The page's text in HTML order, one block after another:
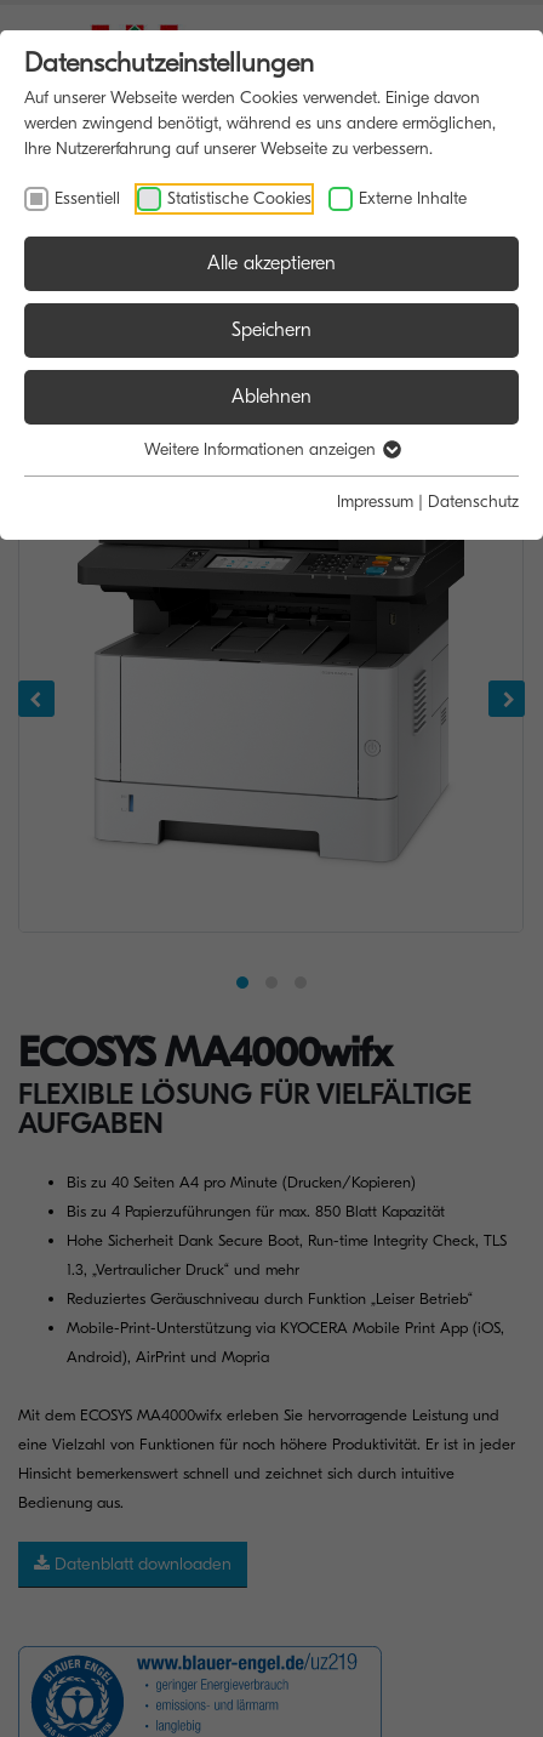
ECOSYS MA4000wifx
FLEXIBLE LÖSUNG FÜR VIELFÄLTIGE
AUFGABEN
Bis zu 40 Seiten A4 pro Minute (Drucken/Kopieren)
Bis zu 4 Papierzuführungen für max. 850 Blatt Kapazität
Hohe Sicherheit Dank Secure Boot, Run-time Integrity Check, TLS
1.3, „Vertraulicher Druck“ und mehr
Reduziertes Geräuschniveau durch Funktion „Leiser Betrieb“
Mobile-Print-Unterstützung via KYOCERA Mobile Print App (iOS,
Android), AirPrint und Mopria
Mit dem ECOSYS MA4000wifx erleben Sie hervorragende Leistung und
eine Vielzahl von Funktionen für noch höhere Produktivität. Er ist in jeder
Hinsicht bemerkenswert schnell und zeichnet sich durch intuitive
Bedienung aus.
Datenblatt downloaden
Datenschutzeinstellungen
Auf unserer Webseite werden Cookies verwendet. Einige davon
werden zwingend benötigt, während es uns andere ermöglichen,
Ihre Nutzererfahrung auf unserer Webseite zu verbessern.
Essentiell Statistische Cookies Externe Inhalte
Alle akzeptieren
Speichern
Ablehnen
Weitere Informationen anzeigen
Impressum | Datenschutz